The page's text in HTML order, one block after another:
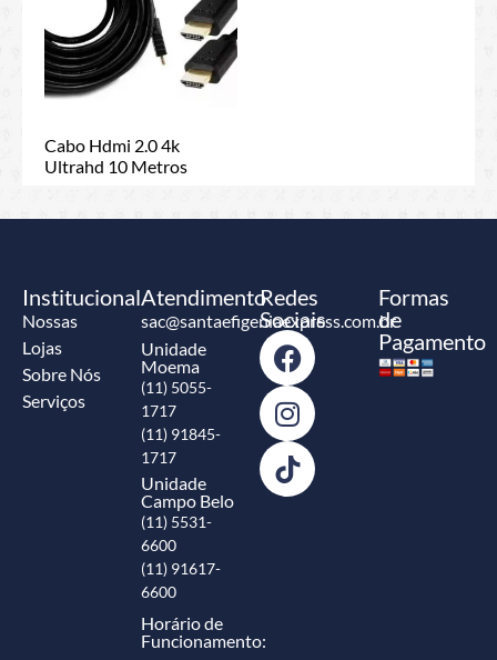
Cabo Hdmi 2.0 4k
Ultrahd 10 Metros
Institucional
Nossas
Lojas
Sobre Nós
Serviços
Atendimento
sac@santaefigeniaexpress.com.br
Unidade
Moema
(11) 5055-
1717
(11) 91845-
1717
Unidade
Campo Belo
(11) 5531-
6600
(11) 91617-
6600
Horário de
Funcionamento:
Redes
Sociais
Formas
de
Pagamento